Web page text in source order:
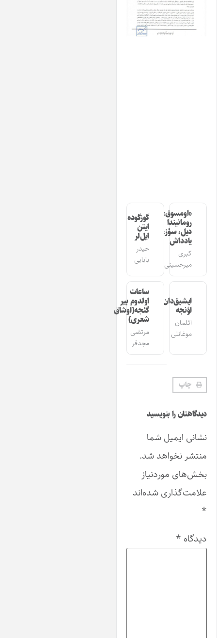
«اومسوق»
رومانیندا
دیل، سؤز،
یادداش
کبری
میرحسینی
گوزگوده
ایتن
ایل‌لر
حیدر
بابایی
ایشیق‌دان
اؤنجه
ائلمان
موغانلی
ساعات
اولدوم بیر
گئجه(اوشاق
شعری)
مرتضی
مجدفر
چاپ
دیدگاهتان را بنویسید
نشانی ایمیل شما
منتشر نخواهد شد.
بخش‌های موردنیاز
علامت‌گذاری شده‌اند
دیدگاه*